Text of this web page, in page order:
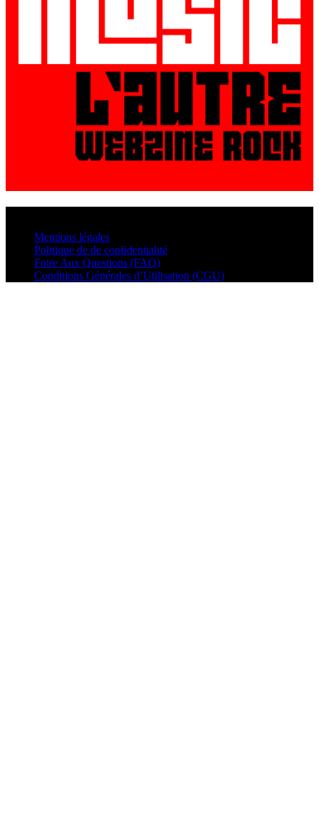
Mentions légales
Politique de de confidentialité
Foire Aux Questions (FAQ)
Conditions Générales d’Utilisation (CGU)